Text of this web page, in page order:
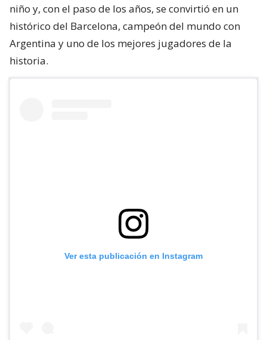
niño y, con el paso de los años, se convirtió en un
histórico del Barcelona, campeón del mundo con
Argentina y uno de los mejores jugadores de la
historia.
Ver esta publicación en Instagram